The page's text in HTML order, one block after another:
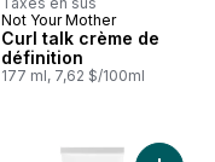
Sponsorisé
Not Your Mother
Curl talk crème de
définition
177 ml, 7,62 $/100ml